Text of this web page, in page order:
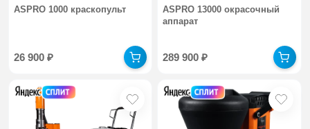
ASPRO 1000 краскопульт
26 900₽
ASPRO 13000 окрасочный
аппарат
289 900₽